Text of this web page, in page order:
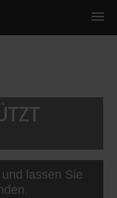
lassen Sie